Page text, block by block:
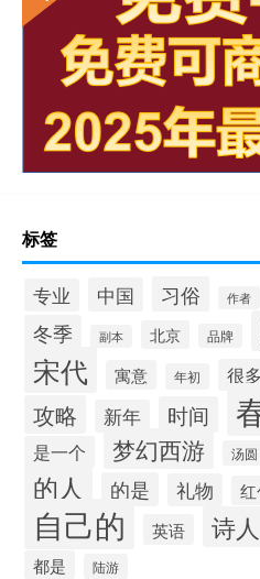
标签
专业 中国 习俗 作者
冬季 副本 北京 品牌
宋代 寓意 年初 很
攻略 新年 时间
是一个 梦幻西游 汤圆
的人 的是 礼物
自己的 英语 诗人
都是 陆游